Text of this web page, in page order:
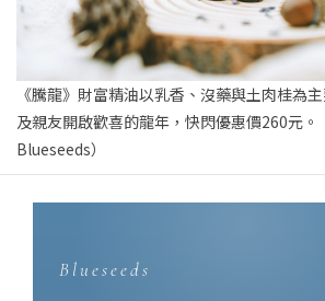
《騰龍》財富精油以乳香、沒藥與土肉桂為
及親友開啟歡喜的龍年，快閃優惠價260元。
Blueseeds）
Blueseeds